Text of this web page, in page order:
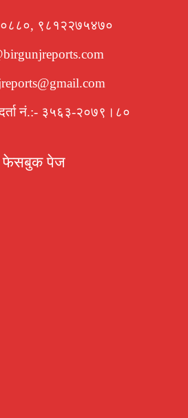
९८१२२७५४७०
नं.:- ३५६३-२०७९।८०
फेसबुक पेज